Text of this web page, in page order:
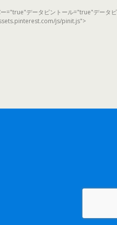
="true"データピントール="true"データピ
js/pinit.js">